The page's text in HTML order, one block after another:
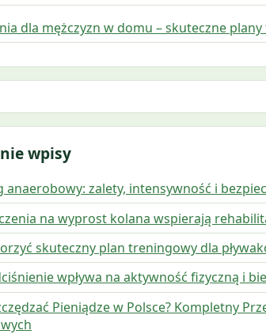
dla mężczyzn w domu – skuteczne
wpisy
anaerobowy: zalety, intensywność i
na wyprost kolana wspierają
skuteczny plan treningowy dla
wpływa na aktywność fizyczną i
Pieniądze w Polsce? Kompletny